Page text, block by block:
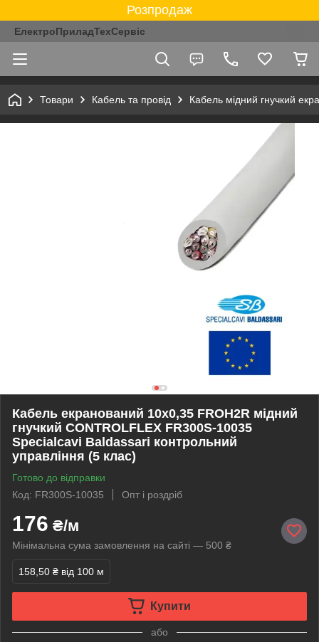
Розпродаж
ЕлектроПриладТехСервіс
Товари Кабель та провід Кабель мідний гнучкий
Кабель екранований 10x0,35 FROH2R мідний
гнучкий CONTROLFLEX FR300S-10035
Specialcavi Baldassari контрольний
управління (5 клас)
Готово до відправки
Код: FR300S-10035
Опт і роздріб
176 ₴/м
Мінімальна сума замовлення на сайті — 500 ₴
158,50 ₴ від 100 м
Купити
або